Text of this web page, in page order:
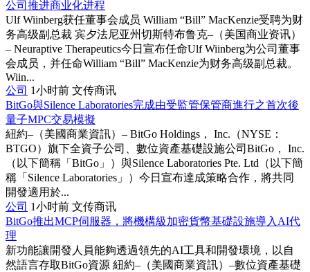
公司推进商业化进程
Ulf Wiinberg获任董事会成员 William “Bill” MacKenzie受聘为财
务高级副总裁 宾夕法尼亚州切斯特布鲁克–（美国商业资讯）
– Neuraptive Therapeutics今日宣布任命Ulf Wiinberg为公司董事
会成员，并任命William “Bill” MacKenzie为财务高级副总裁。
Wiin...
公司 1小时前 文传商讯
BitGo與Silence Laboratories完成由受監管保管商進行之首次後
量子MPC交易模擬
紐約–（美國商業資訊）– BitGo Holdings， Inc.（NYSE：
BTGO）旗下全資子公司、數位資產基礎設施公司BitGo， Inc.
（以下簡稱「BitGo」）與Silence Laboratories Pte. Ltd（以下簡
稱「Silence Laboratories」）今日宣布達成策略合作，將共同
開發適用於...
公司 1小时前 文传商讯
BitGo推出MCP伺服器，將機構級加密貨幣基礎設施導入AI代
理
新功能讓開發人員能夠透過領先的AI工具和開發環境，以自
然語言存取BitGo資源 紐約–（美國商業資訊）–數位資產基礎